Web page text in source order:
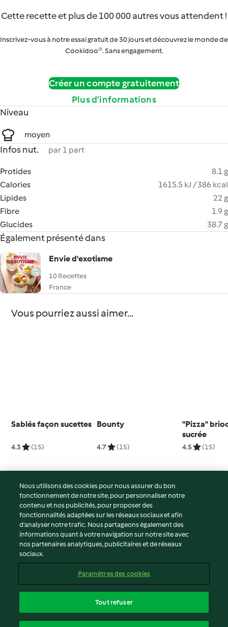
Cette recette et plus de 100 000 autres vous attendent !
Inscrivez-vous à notre essai gratuit de 30 jours et découvrez le monde de
Cookidoo®. Sans engagement.
Créer un compte gratuitement
Plus d’informations
Niveau
moyen
Infos nut. par 1 part
Protides
8.1 g
Calories
1615.5 kJ / 386 kcal
Lipides
22 g
Fibre
1.9 g
Glucides
38.7 g
Également présenté dans
Envie d'exotisme
10 Recettes
France
Vous pourriez aussi aimer...
Sablés façon sucettes
4.3 (15)
Bounty
4.7 (15)
"Pizza"
sucrée
4.5 (15)
© Copyright 2026
Conditions d'utilisation
Politique de confidentialité
Non-responsabilité
Mentions légales
Contenu du rapport
Déclaration d'accessibilité
Nous utilisons des cookies pour nous assurer du bon
fonctionnement de notre site, pour personnaliser notre
contenu et nos publicités, pour proposer des
fonctionnalités adaptées sur les réseaux sociaux et afin
d’analyser notre trafic. Nous partageons également des
informations quant à votre navigation sur notre site avec
nos partenaires analytiques, publicitaires et de réseaux
sociaux.
Paramètres des cookies
Tout refuser